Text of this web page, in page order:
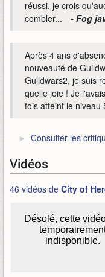
réussi, je crois
combler...
- Fog
Après 4 ans
nouveauté de
Guildwars2, je suis
quelle joie ! Je
fois atteint le niveau
Consulter les
Vidéos
46 vidéos de City of